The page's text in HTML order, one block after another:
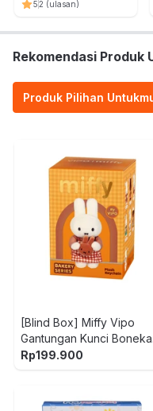
Random
52 (ulasan)
Rekomendasi Produk
Produk Pilihan
[Blind Box] Miffy Vipo
Gantungan Kunci Boneka
Plush Bakery
Rp199.900